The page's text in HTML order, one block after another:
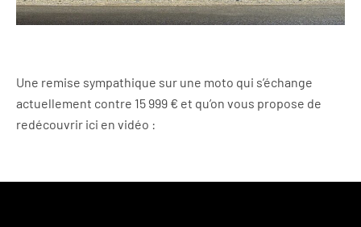
Une remise sympathique sur une moto qui s’échange
actuellement contre 15 999 € et qu’on vous propose de
redécouvrir ici en vidéo :